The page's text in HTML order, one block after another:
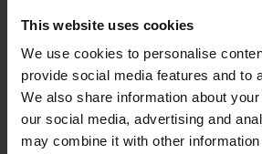
This website uses cookies
We use cookies to personalise
provide social media features and to
We also share information about
our social media, advertising and
may combine it with other information
Zukunftsfähige